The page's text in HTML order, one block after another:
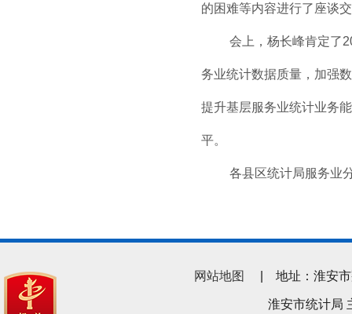
的困难等内容进行了座谈
会上，杨长峰肯定了
务业统计数据质量，加强
提升基层服务业统计业务
平。
各县区统计局服务业分
网站地图 | 地址：淮安市
淮安市统计